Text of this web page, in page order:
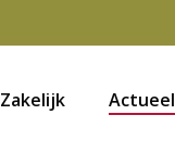
Zakelijk Actueel